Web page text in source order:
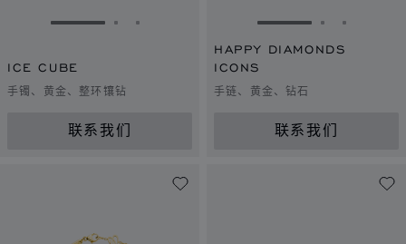
转到幻灯片 1转到幻灯片 2
转到幻灯片 3
ICE CUBE
手镯、黄金、整环镶钻
联系我们
转到幻灯片 1转到幻灯
转到幻
HAPPY DIAMONDS
ICONS
手链、黄金、钻石
联系我们